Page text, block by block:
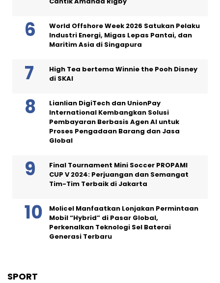
World Offshore Week 2026 Satukan Pelaku
Industri Energi, Migas Lepas Pantai, dan
Maritim Asia di Singapura
High Tea bertema Winnie the Pooh Disney
di SKAI
Lianlian DigiTech dan UnionPay
International Kembangkan Solusi
Pembayaran Berbasis Agen AI untuk
Proses Pengadaan Barang dan Jasa
Global
Final Tournament Mini Soccer PROPAMI
CUP V 2024: Perjuangan dan Semangat
Tim-Tim Terbaik di Jakarta
Molicel Manfaatkan Lonjakan Permintaan
Mobil “Hybrid” di Pasar Global,
Perkenalkan Teknologi Sel Baterai
Generasi Terbaru
SPORT